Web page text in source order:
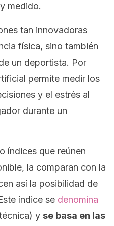
medido.
tan innovadoras
física, sino también
un deportista. Por
permite medir los
y el estrés al
durante un
índices que reúnen
la comparan con la
así la posibilidad de
índice se denomina
y se basa en las